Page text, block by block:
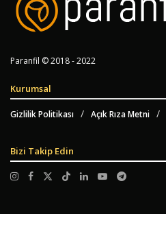
Paranfil © 2018 - 2022
Kurumsal
Gizlilik Politikası Açık Rıza Metni
Bizi Takip Edin